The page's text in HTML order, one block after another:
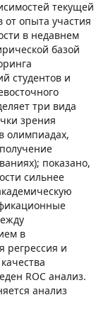
текущей
от опыта участия
в недавнем
базой
студентов и
три вида
зрения
олимпиадах,
показано,
сильнее
в
регрессия и
ROC анализ.
анализ